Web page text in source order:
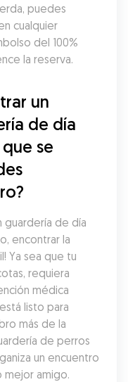
puedes
cualquier
del 100%
la reserva.
un
de día
se
guardería de día
encontrar la
Ya sea que tu
requiera
médica
listo para
más de la
de perros
un encuentro
mejor amigo.